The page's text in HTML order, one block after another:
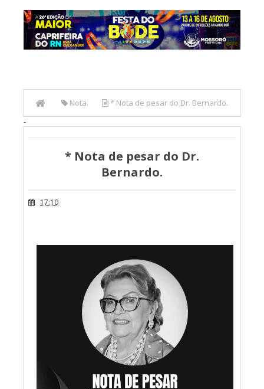
Nota.
* Nota de pesar do Dr. Bernardo.
-
* Nota de pesar do Dr.
Bernardo.
17:10